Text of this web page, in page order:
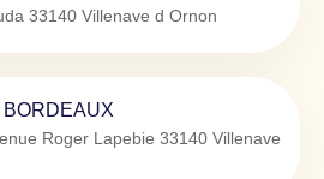
33140 Villenave d Ornon
Roger Lapebie 33140 Villenave